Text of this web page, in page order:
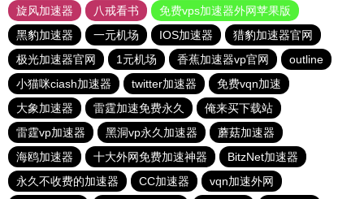
旋风加速器
八戒看书
免费vps加速器外网苹果版
黑豹加速器
一元机场 IOS加速器
猎豹加速器官网
极光加速器官网
1元机场 香蕉加速器vp官网
outline
小猫咪ciash加速器
twitter加速器
免费vqn加速
大象加速器
雷霆加速免费永久
俺来买下载站
雷霆vp加速器
黑洞vp永久加速器
蘑菇加速器
海鸥加速器
十大外网免费加速神器
BitzNet加速器
永久不收费的加速器
CC加速器 vqn加速外网